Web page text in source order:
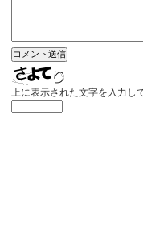
上に表示された文字を入力し